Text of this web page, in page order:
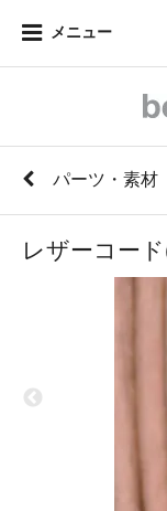
メニュー
パーツ・素材
レザーコー